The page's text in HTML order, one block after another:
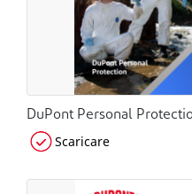
DuPont Personal
Scaricare